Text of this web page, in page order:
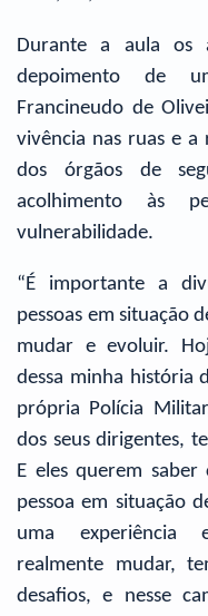
Durante a aula os
depoimento de
Francineudo de
vivência nas ruas e
dos órgãos de
acolhimento às
vulnerabilidade.
“É importante a
pessoas em situação
mudar e evoluir.
dessa minha história
própria Polícia
dos seus dirigentes,
E eles querem
pessoa em situação
uma experiência
realmente mudar,
desafios, e nesse